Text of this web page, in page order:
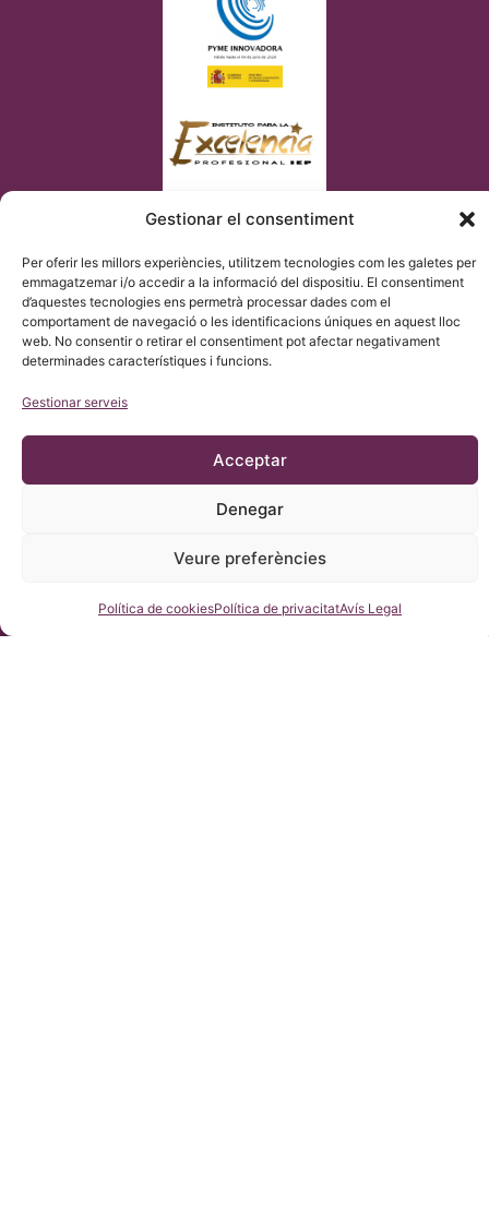
Gestionar el consentiment
Per oferir les millors experiències, utilitzem tecnologies com les galetes per
emmagatzemar i/o accedir a la informació del dispositiu. El consentiment
d’aquestes tecnologies ens permetrà processar dades com el
comportament de navegació o les identificacions úniques en aquest lloc
web. No consentir o retirar el consentiment pot afectar negativament
determinades característiques i funcions.
Gestionar serveis
Acceptar
Denegar
Veure preferències
Política de cookiesPolítica de privacitatAvís Legal
L’Institut Chiari & Siringomielia & Escoliosis de Barcelona (ICSEB)
(RGPD).
El contingut d’aquesta web és una traducció no oficial del text
original de la web en CASTELLÀ, per cortesia de l’Institut Chiari
& Siringomielia & Escoliosis de Barcelona amb el propòsit de
Consulteu-nos